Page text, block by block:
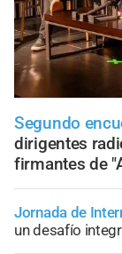
Segundo
dirigentes
firmantes de
Jornada de
un desafío